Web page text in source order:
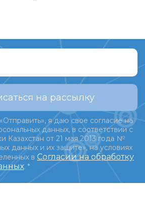
на рассылку
я даю свое согласие на
данных, в соответствии с
Казахстан от 21 мая 2013 года №
данных и их защите», на условиях
в Согласии на обработку
. *